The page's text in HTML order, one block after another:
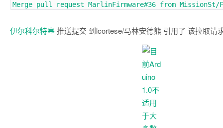
Merge pull request MarlinFirmware#36 from MissionSt/
伊尔科尔特塞推送提交 到lcortese/马林安德熊 引用了 该拉取请